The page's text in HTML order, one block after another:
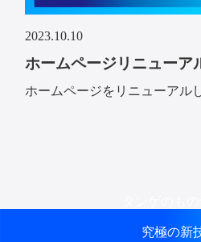
2023.10.10
ホームページリニューア
ホームページをリニューアル
究極の新